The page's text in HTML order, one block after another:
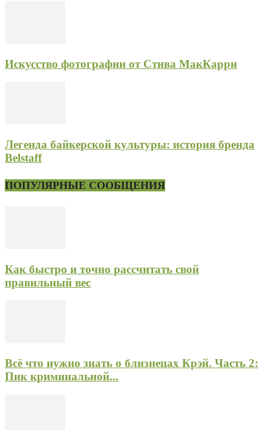
Искусство фотографии от Стива МакКарри
Легенда байкерской культуры: история бренда
Belstaff
ПОПУЛЯРНЫЕ СООБЩЕНИЯ
Как быстро и точно рассчитать свой
правильный вес
Всё что нужно знать о близнецах Крэй. Часть 2:
Пик криминальной...